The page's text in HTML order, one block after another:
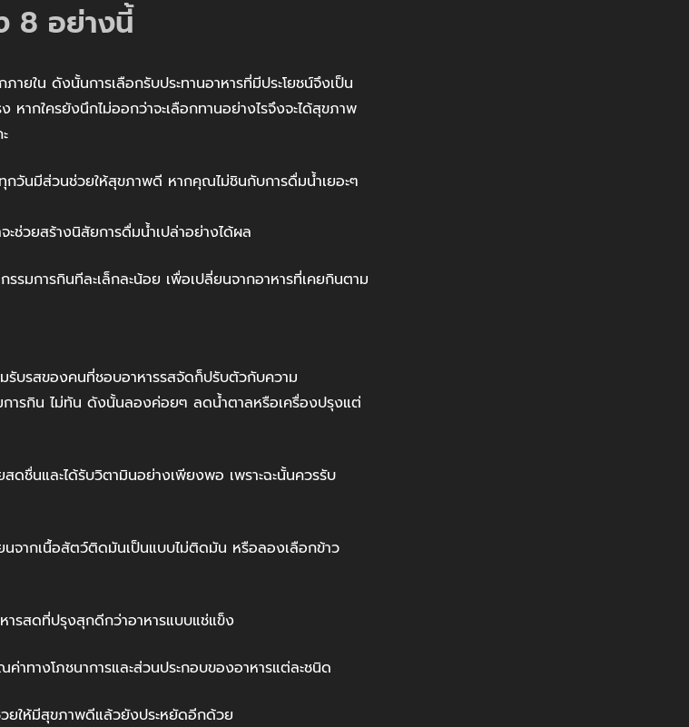
8 อย่างนี้
ใน ดังนั้นการเลือกรับประทานอาหารที่มีประโยชน์จึงเป็น
ากใครยังนึกไม่ออกว่าจะเลือกทานอย่างไรจึงจะได้สุขภาพ
วันมีส่วนช่วยให้สุขภาพดี หากคุณไม่ชินกับการดื่มน้ำเยอะๆ
ช่วยสร้างนิสัยการดื่มน้ำเปล่าอย่างได้ผล
มการกินทีละเล็กละน้อย เพื่อเปลี่ยนจากอาหารที่เคยกินตาม
บรสของคนที่ชอบอาหารรสจัดก็ปรับตัวกับความ
ารกิน ไม่ทัน ดังนั้นลองค่อยๆ ลดน้ำตาลหรือเครื่องปรุงแต่
ชื่นและได้รับวิตามินอย่างเพียงพอ เพราะฉะนั้นควรรับ
ากเนื้อสัตว์ติดมันเป็นแบบไม่ติดมัน หรือลองเลือกข้าว
รสดที่ปรุงสุกดีกว่าอาหารแบบแช่แข็ง
างโภชนาการและส่วนประกอบของอาหารแต่ละชนิด
ให้มีสุขภาพดีแล้วยังประหยัดอีกด้วย